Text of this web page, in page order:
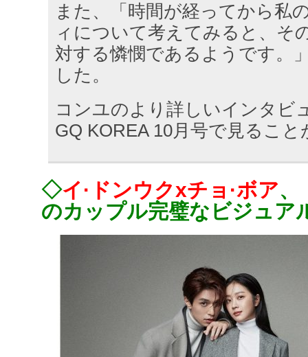
また、「時間が経ってから私
ィについて考えてみると、そ
対する憐憫であるようです。
した。
コンユのより詳しいインタビ
GQ KOREA 10月号で見るこ
◇イ·ドンウクxチョ·ボア、
のカップル完璧なビジュア